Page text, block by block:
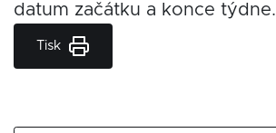
datum začátku a konce týdne.
Tisk